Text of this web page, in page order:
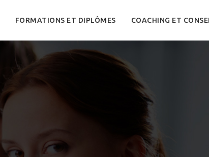
FORMATIONS ET DIPLÔMES COACHING ET